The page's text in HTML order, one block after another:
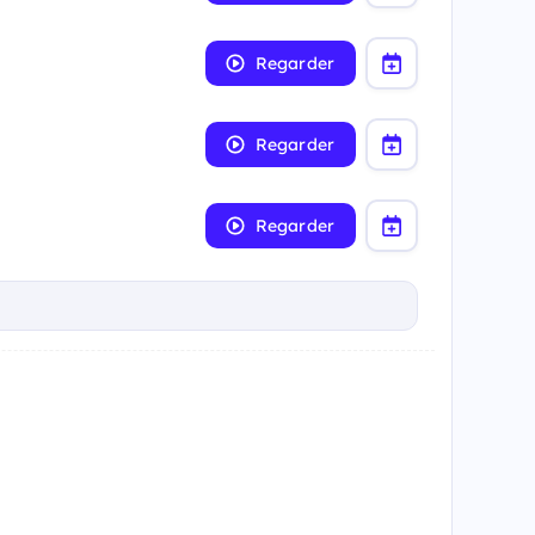
Regarder
Regarder
Regarder